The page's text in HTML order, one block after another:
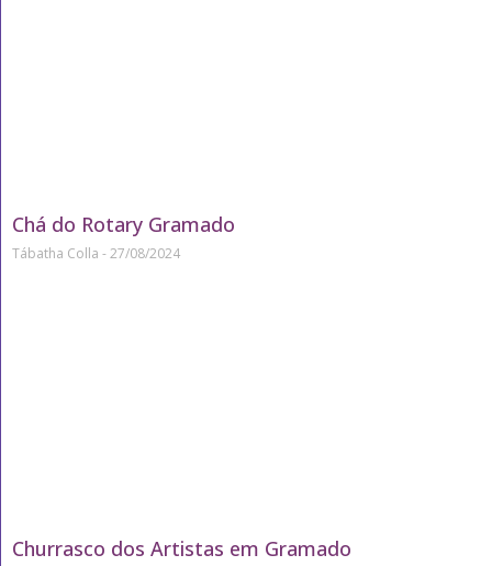
Chá do Rotary Gramado
Tábatha Colla 27/08/2024
Churrasco dos Artistas em Gramado